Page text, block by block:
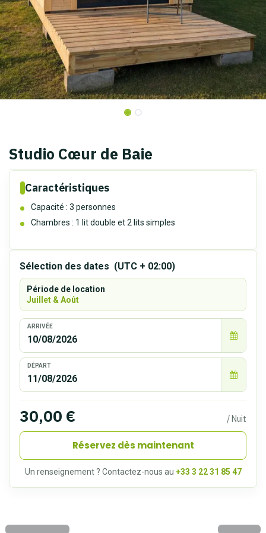
Studio Cœur de Baie
Caractéristiques
Capacité : 3 personnes
Chambres : 1 lit double et 2 lits simples
Sélection des dates (UTC + 02:00)
Période de location
Juillet & Août
30,00 € /Nuit
Réservez dès maintenant
Un renseignement ? Contactez-nous au +33 3 22 31 85 47